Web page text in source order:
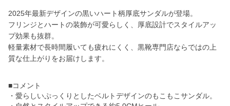
2025年最新デザインの黒いハート柄厚底サンダルが登場。
フリンジとハートの装飾が可愛らしく、厚底設計でスタイルアッ
プ効果も抜群。
軽量素材で長時間履いても疲れにくく、黒靴専門店ならではの上
質な仕上がりをお届けします。
■コメント
・愛らしいぷっくりとしたベルトデザインのもこもこサンダル。